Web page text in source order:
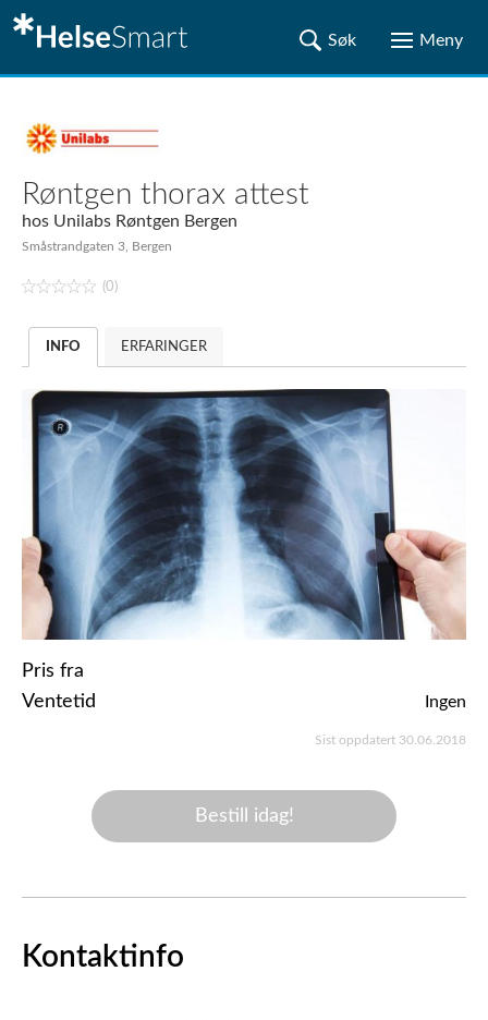
Røntgen thorax attest
hos Unilabs Røntgen Bergen
Småstrandgaten 3, Bergen
(0)
INFO ERFARINGER
Pris fra
Ventetid
Ingen
Sist oppdatert 30.06.2018
Bestill idag!
Kontaktinfo